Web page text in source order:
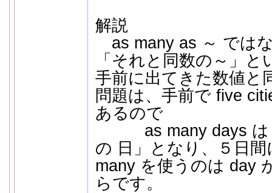
解説
as many as ～ では
「それと同数の～」
手前に出てきた数値と
問題は、手前で five
あるので
as many days は
の 日」となり、５日
many を使うのは day
らです。